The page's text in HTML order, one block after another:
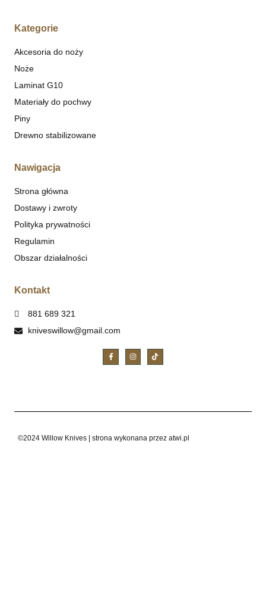
Kategorie
Akcesoria do noży
Noże
Laminat G10
Materiały do pochwy
Piny
Drewno stabilizowane
Nawigacja
Strona główna
Dostawy i zwroty
Polityka prywatności
Regulamin
Obszar działalności
Kontakt
881 689 321
kniveswillow@gmail.com
©2024 Willow Knives | strona wykonana przez atwi.pl